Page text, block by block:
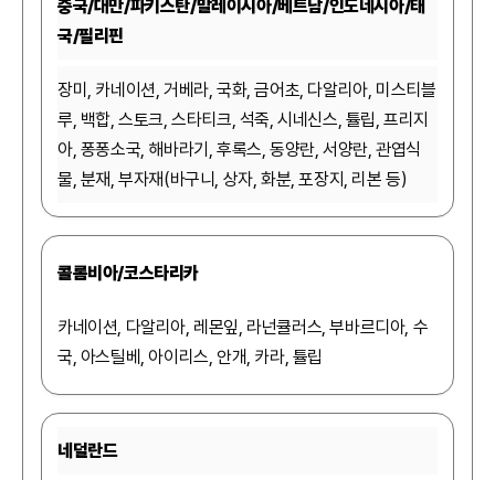
중국/대만/파키스탄/말레이시아/베트남/인도네시아/태
국/필리핀
장미, 카네이션, 거베라, 국화, 금어초, 다알리아, 미스티블
루, 백합, 스토크, 스타티크, 석죽, 시네신스, 튤립, 프리지
아, 퐁퐁소국, 해바라기, 후록스, 동양란, 서양란, 관엽식
물, 분재, 부자재(바구니, 상자, 화분, 포장지, 리본 등)
콜롬비아/코스타리카
카네이션, 다알리아, 레몬잎, 라넌큘러스, 부바르디아, 수
국, 아스틸베, 아이리스, 안개, 카라, 튤립
네덜란드